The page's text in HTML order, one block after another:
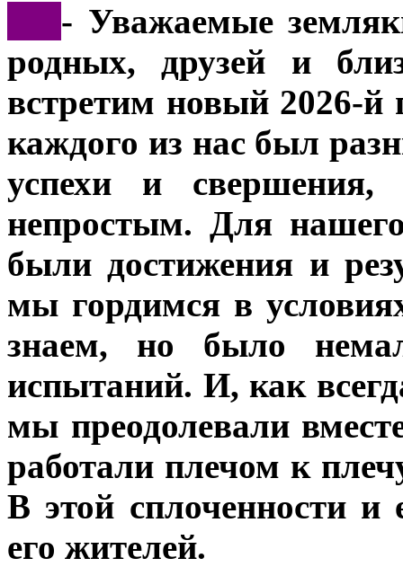
- Уважаемые
родных, друзей и
встретим новый 2026-й
каждого из нас был
успехи и
непростым. Для
были достижения и
мы гордимся в
знаем, но было
испытаний. И, как
мы преодолевали
работали плечом к
В этой сплоченности и
его жителей.